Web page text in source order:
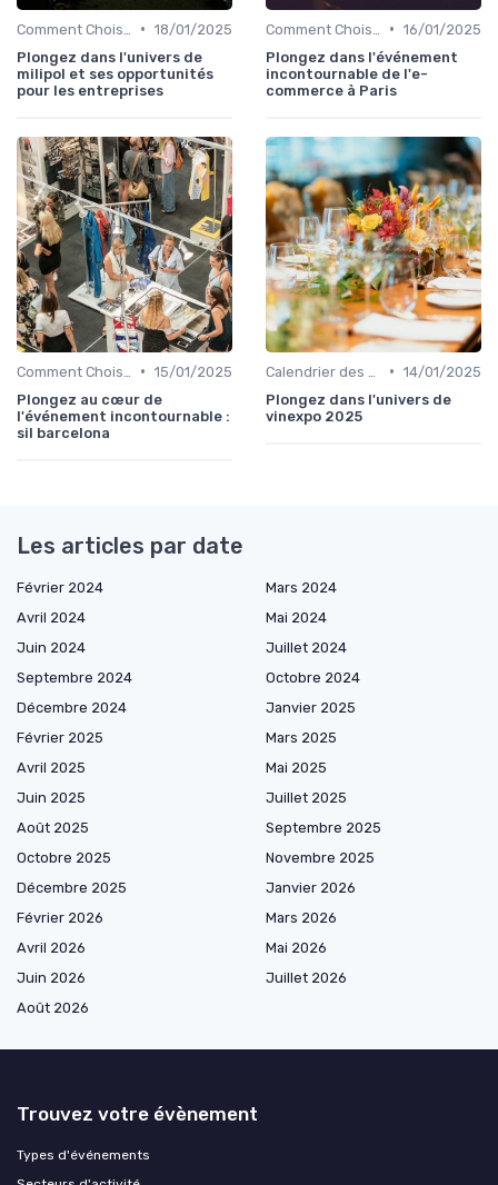
• 18/01/2025
Plongez dans l'univers de
milipol et ses opportunités
pour les entreprises
• 16/01/2025
Plongez dans l'événement
incontournable de l'e-
commerce à Paris
• 15/01/2025
Plongez au cœur de
l'événement incontournable :
sil barcelona
• 14/01/2025
Plongez dans l'univers de
vinexpo 2025
Les articles par date
Février 2024
Mars 2024
Avril 2024
Mai 2024
Juin 2024
Juillet 2024
Septembre 2024
Octobre 2024
Décembre 2024
Janvier 2025
Février 2025
Mars 2025
Avril 2025
Mai 2025
Juin 2025
Juillet 2025
Août 2025
Septembre 2025
Octobre 2025
Novembre 2025
Décembre 2025
Janvier 2026
Février 2026
Mars 2026
Avril 2026
Mai 2026
Juin 2026
Juillet 2026
Août 2026
Trouvez votre évènement
Types d'événements